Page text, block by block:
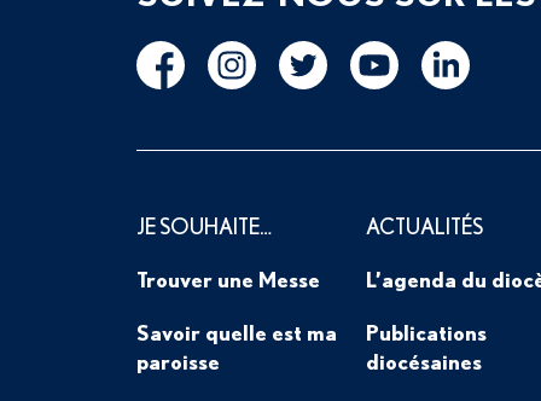
JE SOUHAITE…
Trouver une Messe
Savoir quelle est ma
paroisse
ACTUALITÉS
L’agenda du
Publications
diocésaines